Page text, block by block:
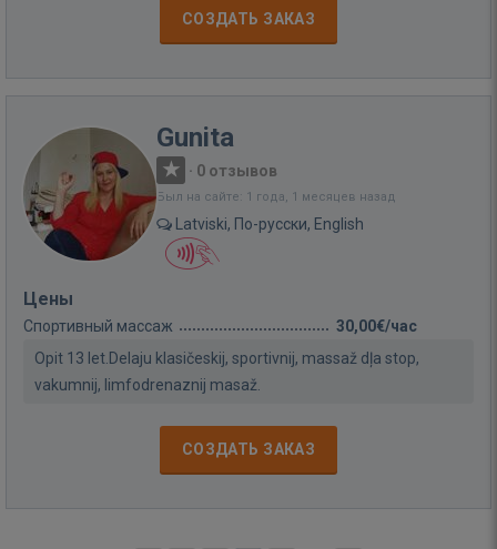
СОЗДАТЬ ЗАКАЗ
Gunita
· 0 отзывов
Был на сайте: 1 года, 1 месяцев назад
Latviski, По-русски, English
Цены
Спортивный массаж
30,00€/час
Opit 13 let.Delaju klasičeskij, sportivnij, massaž dļa stop,
vakumnij, limfodrenaznij masaž.
СОЗДАТЬ ЗАКАЗ